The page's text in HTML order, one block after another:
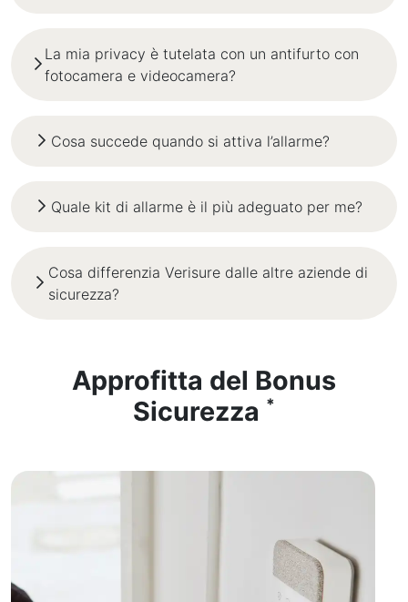
La mia privacy è tutelata con un antifurto con
fotocamera e videocamera?
Cosa succede quando si attiva l’allarme?
Quale kit di allarme è il più adeguato per me?
Cosa differenzia Verisure dalle altre aziende di
sicurezza?
Approfitta del Bonus
Sicurezza *